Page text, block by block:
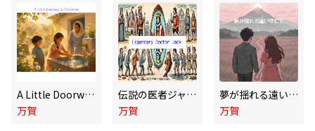
A Little Doorway to Tomorrow
万賀
伝説の医者ジャック
万賀
夢が揺れる遠い空にも
万賀